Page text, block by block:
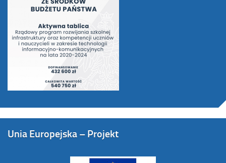
Unia Europejska – Projekt